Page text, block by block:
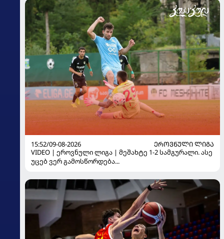
15:52/09-08-2026
ᲔᲠᲝᲕᲜᲣᲚᲘ ᲚᲘᲒᲐ
VIDEO | ეროვნული ლიგა | მეშახტე 1-2 სამგურალი. ასე
უცებ ვერ გამოსწორდება...